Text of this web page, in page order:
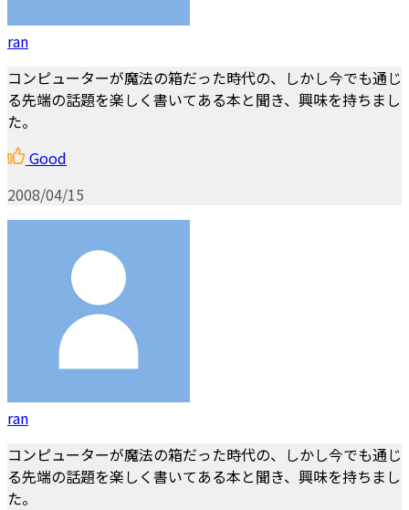
ran
コンピューターが魔法の箱だった時代の、しかし今でも通じ
る先端の話題を楽しく書いてある本と聞き、興味を持ちまし
た。
Good
2008/04/15
ran
コンピューターが魔法の箱だった時代の、しかし今でも通じ
る先端の話題を楽しく書いてある本と聞き、興味を持ちまし
た。